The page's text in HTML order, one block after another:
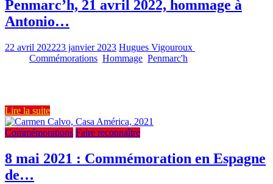
Penmarc’h, 21 avril 2022, hommage à
Antonio…
22 avril 202223 janvier 2023 Hugues Vigouroux
Commémorations Hommage Penmarc'h
Lire la suite
Commémorations Faire reconnaître
8 mai 2021 : Commémoration en Espagne
de…